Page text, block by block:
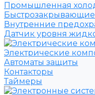
Промышленная
Внутренние
Датчик уровня
Электрические
Автоматы защиты
Контакторы
Таймеры